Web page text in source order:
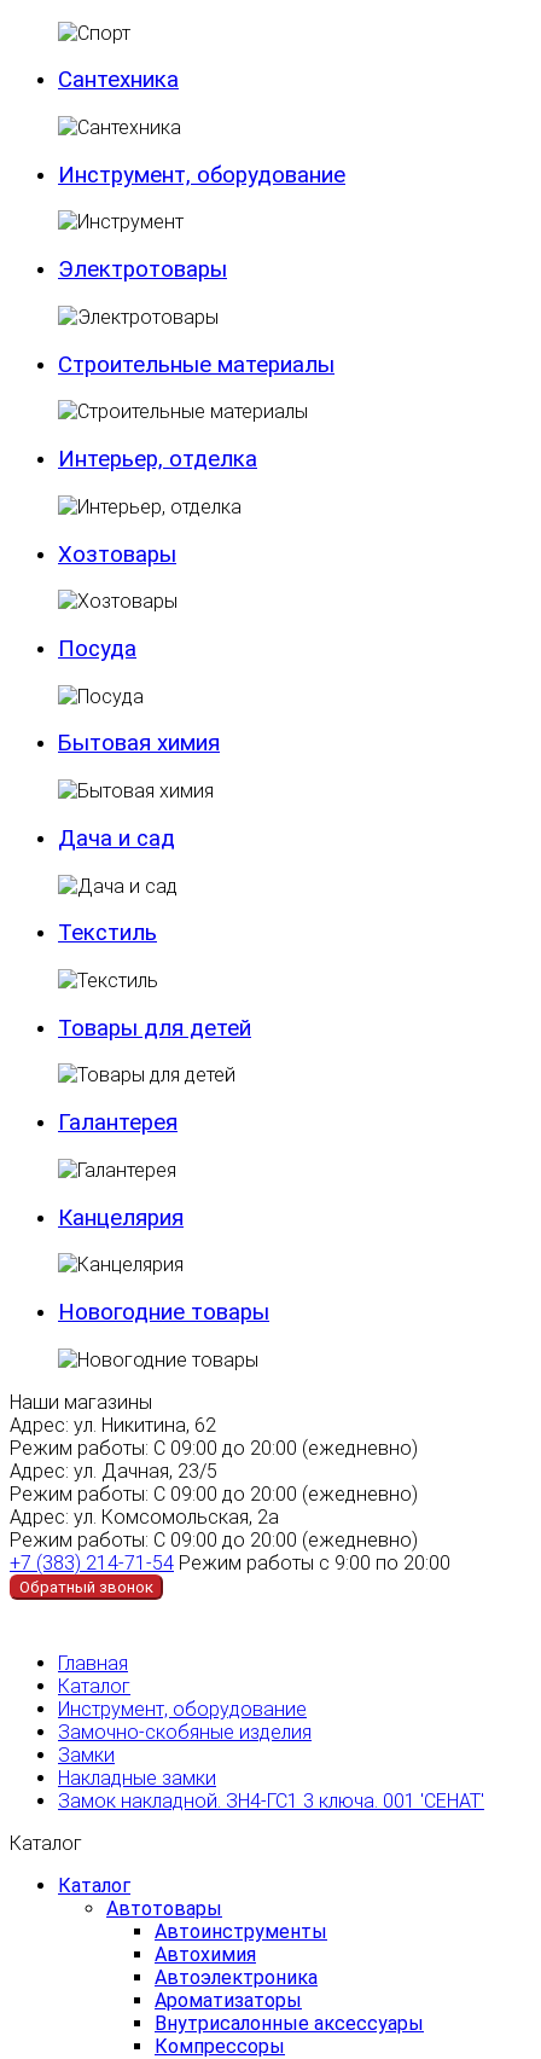
Сантехника
Инструмент, оборудование
Электротовары
Строительные материалы
Интерьер, отделка
Хозтовары
Посуда
Бытовая химия
Дача и сад
Текстиль
Товары для детей
Галантерея
Канцелярия
Новогодние товары
Наши магазины
Адрес: ул. Никитина, 62
Режим работы: С 09:00 до 20:00 (ежедневно)
Адрес: ул. Дачная, 23/5
Режим работы: С 09:00 до 20:00 (ежедневно)
Адрес: ул. Комсомольская, 2а
Режим работы: С 09:00 до 20:00 (ежедневно)
+7 (383) 214-71-54 Режим работы с 9:00 по 20:00
Обратный звонок
Главная
Каталог
Инструмент, оборудование
Замочно-скобяные изделия
Замки
Накладные замки
Замок накладной. ЗН4-ГС1 3 ключа. 001 'СЕНАТ'
Каталог
Каталог
Автотовары
Автоинструменты
Автохимия
Автоэлектроника
Ароматизаторы
Внутрисалонные аксессуары
Компрессоры